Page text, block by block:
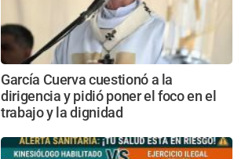
García Cuerva cuestionó a la
dirigencia y pidió poner el foco en el
trabajo y la dignidad